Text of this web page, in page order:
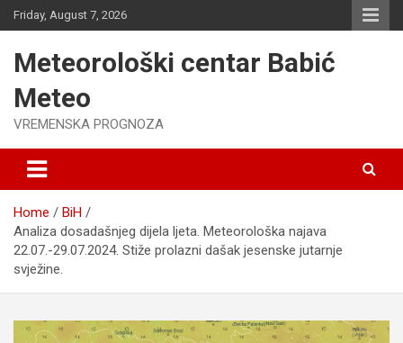
Skip
to
Friday, August 7, 2026
Meteorološki centar Babić
Meteo
VREMENSKA PROGNOZA
Home
BiH
Analiza dosadašnjeg dijela ljeta. Meteorološka najava
22.07.-29.07.2024. Stiže prolazni dašak jesenske jutarnje
svježine.